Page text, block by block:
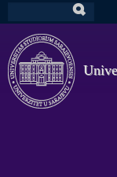
na
glavni
sadržaj